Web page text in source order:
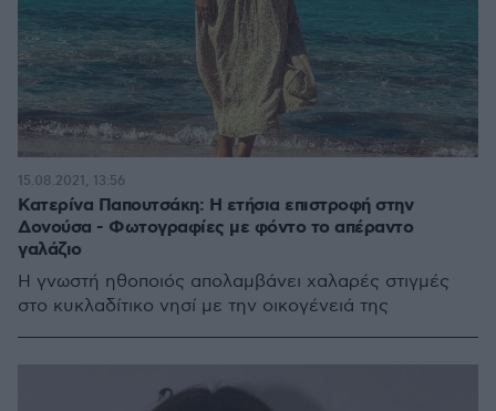
Κατερίνα Παπουτσάκη: Η ετήσια επιστροφή στην
Δονούσα - Φωτογραφίες με φόντο το απέραντο
γαλάζιο
Η γνωστή ηθοποιός απολαμβάνει χαλαρές στιγμές
στο κυκλαδίτικο νησί με την οικογένειά της
15.08.2021, 13:56